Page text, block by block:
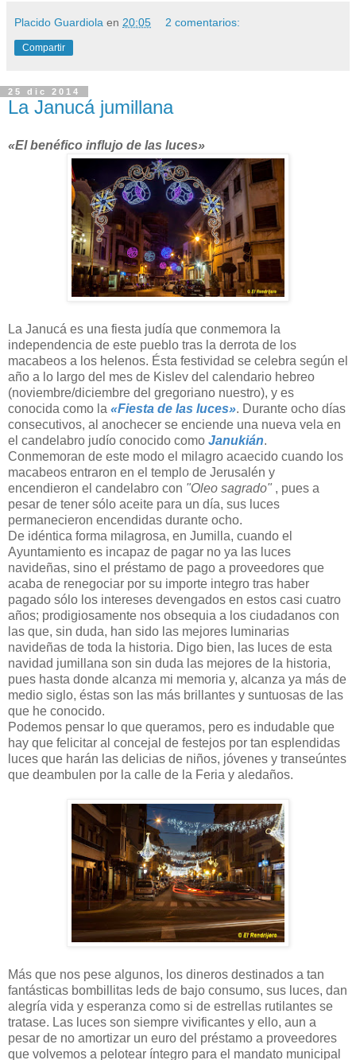
Placido Guardiola en 20:05 2 comentarios:
Compartir
25 dic 2014
La Janucá jumillana
«El benéfico influjo de las luces»
La Janucá es una fiesta judía que conmemora la
independencia de este pueblo tras la derrota de los
macabeos a los helenos. Ésta festividad se celebra según el
año a lo largo del mes de Kislev del calendario hebreo
(noviembre/diciembre del gregoriano nuestro), y es
conocida como la «Fiesta de las luces». Durante ocho días
consecutivos, al anochecer se enciende una nueva vela en
el candelabro judío conocido como Janukián.
Conmemoran de este modo el milagro acaecido cuando los
macabeos entraron en el templo de Jerusalén y
encendieron el candelabro con "Oleo sagrado" , pues a
pesar de tener sólo aceite para un día, sus luces
permanecieron encendidas durante ocho.
De idéntica forma milagrosa, en Jumilla, cuando el
Ayuntamiento es incapaz de pagar no ya las luces
navideñas, sino el préstamo de pago a proveedores que
acaba de renegociar por su importe integro tras haber
pagado sólo los intereses devengados en estos casi cuatro
años; prodigiosamente nos obsequia a los ciudadanos con
las que, sin duda, han sido las mejores luminarias
navideñas de toda la historia. Digo bien, las luces de esta
navidad jumillana son sin duda las mejores de la historia,
pues hasta donde alcanza mi memoria y, alcanza ya más de
medio siglo, éstas son las más brillantes y suntuosas de las
que he conocido.
Podemos pensar lo que queramos, pero es indudable que
hay que felicitar al concejal de festejos por tan esplendidas
luces que harán las delicias de niños, jóvenes y transeúntes
que deambulen por la calle de la Feria y aledaños.
Más que nos pese algunos, los dineros destinados a tan
fantásticas bombillitas leds de bajo consumo, sus luces, dan
alegría vida y esperanza como si de estrellas rutilantes se
tratase. Las luces son siempre vivificantes y ello, aun a
pesar de no amortizar un euro del préstamo a proveedores
que volvemos a pelotear íntegro para el mandato municipal